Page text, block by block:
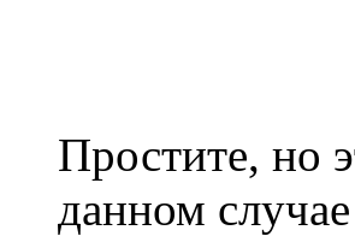
Простите, но
данном